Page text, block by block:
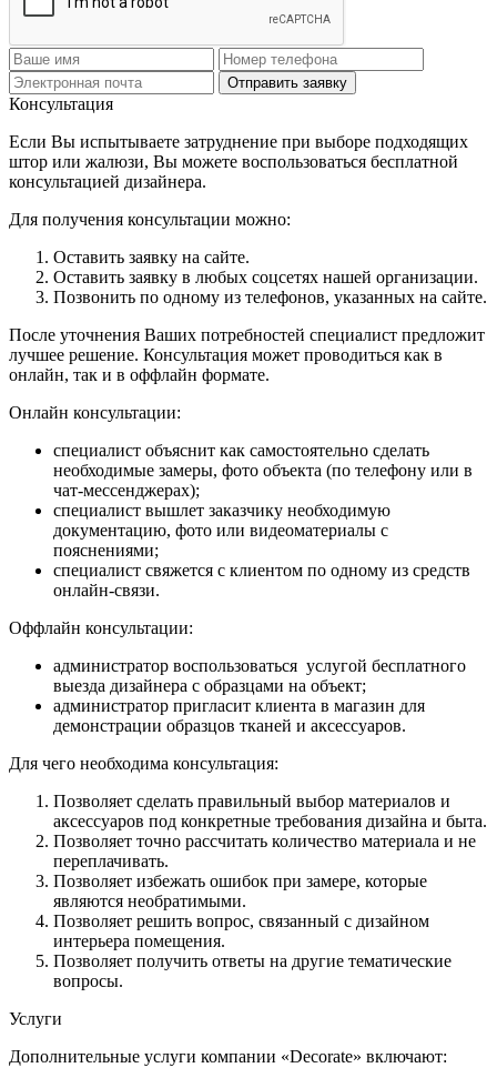
Отправить заявку
Консультация
Если Вы испытываете затруднение при выборе подходящих
штор или жалюзи, Вы можете воспользоваться бесплатной
консультацией дизайнера.
Для получения консультации можно:
Оставить заявку на сайте.
Оставить заявку в любых соцсетях нашей организации.
Позвонить по одному из телефонов, указанных на сайте.
После уточнения Ваших потребностей специалист предложит
лучшее решение. Консультация может проводиться как в
онлайн, так и в оффлайн формате.
Онлайн консультации:
специалист объяснит как самостоятельно сделать
необходимые замеры, фото объекта (по телефону или в
чат-мессенджерах);
специалист вышлет заказчику необходимую
документацию, фото или видеоматериалы с
пояснениями;
специалист свяжется с клиентом по одному из средств
онлайн-связи.
Оффлайн консультации:
администратор воспользоваться услугой бесплатного
выезда дизайнера с образцами на объект;
администратор пригласит клиента в магазин для
демонстрации образцов тканей и аксессуаров.
Для чего необходима консультация:
Позволяет сделать правильный выбор материалов и
аксессуаров под конкретные требования дизайна и быта.
Позволяет точно рассчитать количество материала и не
переплачивать.
Позволяет избежать ошибок при замере, которые
являются необратимыми.
Позволяет решить вопрос, связанный с дизайном
интерьера помещения.
Позволяет получить ответы на другие тематические
вопросы.
Услуги
Дополнительные услуги компании «Decorate» включают: